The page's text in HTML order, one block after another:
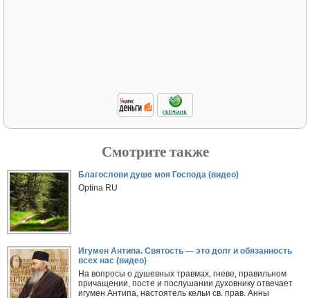
Смотрите также
Благослови душе моя Господа (видео)
Optina RU
Игумен Антипа. Святость — это долг и обязанность
всех нас (видео)
На вопросы о душевных травмах, гневе, правильном
причащении, посте и послушании духовнику отвечает
игумен Антипа, настоятель кельи св. прав. Анны